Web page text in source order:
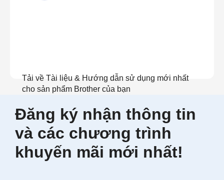
Tải về Tài liệu & Hướng dẫn sử dụng mới nhất
cho sản phẩm Brother của bạn
Xem tài liệu
Đăng ký nhận thông tin
và các chương trình
khuyến mãi mới nhất!